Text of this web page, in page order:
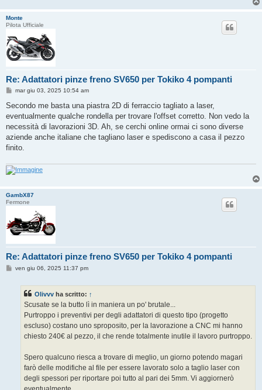
Monte
Pilota Ufficiale
Re: Adattatori pinze freno SV650 per Tokiko 4 pompanti
M
s
a
g
i
o
mar giu 03, 2025 10:54 am
Secondo me basta una piastra 2D di ferraccio tagliato a laser,
eventualmente qualche rondella per trovare l'offset corretto. Non vedo la
necessità di lavorazioni 3D. Ah, se cerchi online ormai ci sono diverse
aziende anche italiane che tagliano laser e spediscono a casa il pezzo
finito.
GambX87
Fermone
Re: Adattatori pinze freno SV650 per Tokiko 4 pompanti
Mven giu 06, 2025 11:37 pm
Olivvv ha scritto: ↑
Scusate se la butto lì in maniera un po' brutale...
Purtroppo i preventivi per degli adattatori di questo tipo (progetto
escluso) costano uno sproposito, per la lavorazione a CNC mi hanno
chiesto 240€ al pezzo, il che rende totalmente inutile il lavoro purtroppo.
Spero qualcuno riesca a trovare di meglio, un giorno potendo magari
farò delle modifiche al file per essere lavorato solo a taglio laser con
degli spessori per riportare poi tutto al pari dei 5mm. Vi aggiornerò